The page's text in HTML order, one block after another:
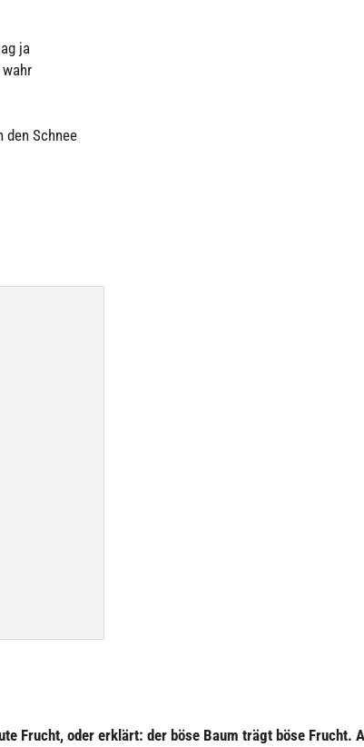
ja
den Schnee
Frucht, oder erklärt: der böse Baum trägt böse Frucht.